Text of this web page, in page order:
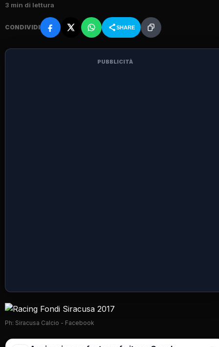
3 min di lettura
CONDIVIDI SHARE
PUBBLICITÀ
Ph: Siracusa Calcio - Facebook